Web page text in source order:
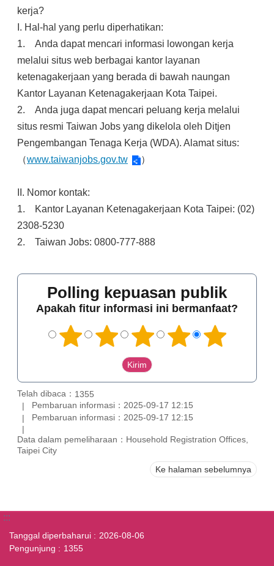
kerja?
I. Hal-hal yang perlu diperhatikan:
1.
Anda dapat mencari informasi lowongan kerja
melalui situs web berbagai kantor layanan
ketenagakerjaan yang berada di bawah naungan
Kantor Layanan Ketenagakerjaan Kota Taipei.
2.
Anda juga dapat mencari peluang kerja melalui
situs resmi Taiwan Jobs yang dikelola oleh Ditjen
Pengembangan Tenaga Kerja (WDA). Alamat situs:
（www.taiwanjobs.gov.tw ）
II. Nomor kontak:
1. Kantor Layanan Ketenagakerjaan Kota Taipei: (02)
2308-5230
2. Taiwan Jobs: 0800-777-888
Polling kepuasan publik
Apakah fitur informasi ini bermanfaat?
Telah dibaca： 1355
Pembaruan informasi：2025-09-17 12:15
Pembaruan informasi：2025-09-17 12:15
Data dalam pemeliharaan：Household Registration Offices,
Taipei City
Ke halaman sebelumnya
:::
Tanggal diperbaharui
2026-08-06
Pengunjung
1355